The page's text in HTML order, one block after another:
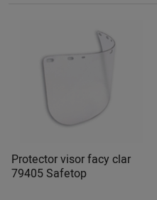
Protector visor facy clar
79405 Safetop